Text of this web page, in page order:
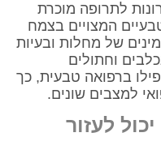
לתרופה מוכרת
המצויים בצמח
של מחלות ובעיות
וחתולים
ברפואה טבעית, כך
למצבים שונים.
לעזור